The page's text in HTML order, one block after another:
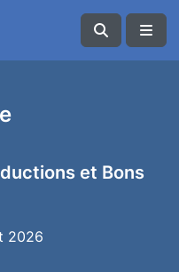
et Bons
2026